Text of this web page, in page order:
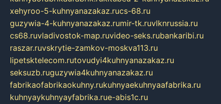
xehyroo-5-kuhnyanazakaz.rucs-68.ru
guzywia-4-kuhnyanazakaz.rumir-tk.ruvlknrussia.ru
cs68.ruvladivostok-map.ruvideo-seks.rubankaribi.ru
raszar.ruvskrytie-zamkov-moskva113.ru
lipetsktelecom.rutovudyi4kuhnyanazakaz.ru
seksuzb.ruguzywia4kuhnyanazakaz.ru
fabrikaofabrikaokuhny.rukuhnyaekuhnyaafabrika.ru
kuhnyaykuhnyayfabrika.rue-abis1c.ru